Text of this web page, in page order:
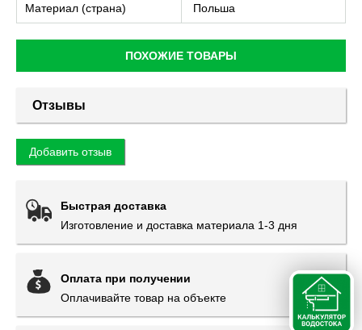
Материал (страна) Польша
ПОХОЖИЕ ТОВАРЫ
Отзывы
Добавить отзыв
Быстрая доставка
Изготовление и доставка материала 1-3 дня
Оплата при получении
Оплачивайте товар на объекте